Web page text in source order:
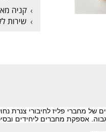
קניה
שירות
של מחברי פליז לחיבורי צנרת
אספקת מחברים ליחידים